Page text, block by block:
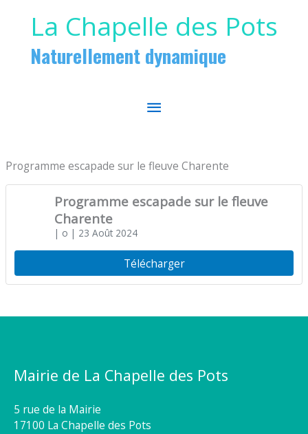
La Chapelle des Pots
Naturellement dynamique
MENU
Programme escapade sur le fleuve Charente
Programme escapade sur le fleuve
Charente
| o | 23 Août 2024
Télécharger
Mairie de La Chapelle des Pots
5 rue de la Mairie
17100 La Chapelle des Pots